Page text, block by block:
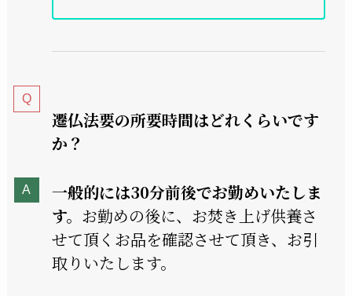
遷仏法要の所要時間はどれくらいです
か？
一般的には30分前後でお勤めいたしま
す。 お勤めの後に、お焚き上げ供養さ
せて頂くお品を確認させて頂き、お引
取りいたします。